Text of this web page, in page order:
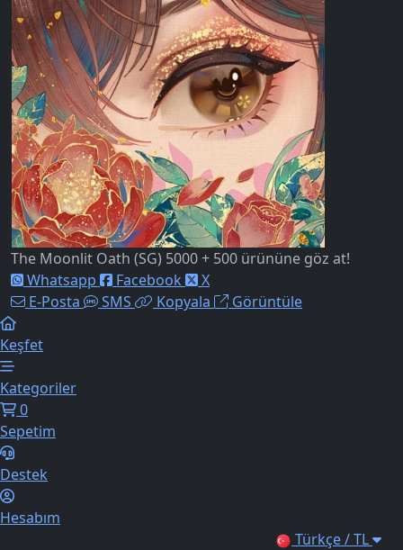
The Moonlit Oath (SG) 5000 + 500 ürününe göz at!
Whatsapp
Facebook
X
E-Posta
SMS Kopyala Görüntüle
Keşfet
Kategoriler
0
Sepetim
Destek
Hesabım
Türkçe / TL